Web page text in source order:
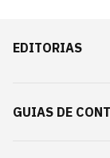
EDITORIAS
GUIAS DE